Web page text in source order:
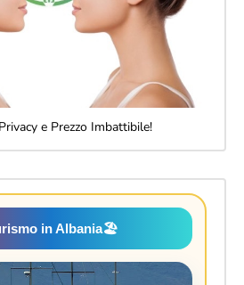
e Prezzo Imbattibile!
in Albania🏖️